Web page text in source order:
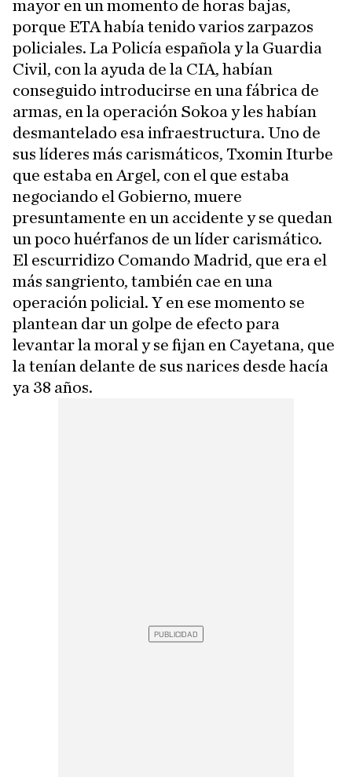
mayor en un momento de horas bajas,
porque ETA había tenido varios zarpazos
policiales. La Policía española y la Guardia
Civil, con la ayuda de la CIA, habían
conseguido introducirse en una fábrica de
armas, en la operación Sokoa y les habían
desmantelado esa infraestructura. Uno de
sus líderes más carismáticos, Txomin Iturbe
que estaba en Argel, con el que estaba
negociando el Gobierno, muere
presuntamente en un accidente y se quedan
un poco huérfanos de un líder carismático.
El escurridizo Comando Madrid, que era el
más sangriento, también cae en una
operación policial. Y en ese momento se
plantean dar un golpe de efecto para
levantar la moral y se fijan en Cayetana, que
la tenían delante de sus narices desde hacía
ya 38 años.